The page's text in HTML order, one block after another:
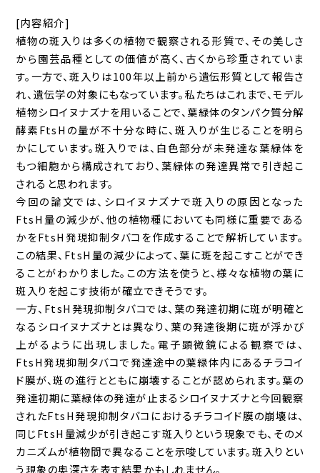
[内容紹介]
植物の斑入りは多くの植物で観察される形質で、その美しさ
から園芸品種としての価値が高く、古くから珍重されていま
す。一方で、斑入りは100年以上前から遺伝形質として報告さ
れ、遺伝学の対象にもなっています。私たちはこれまで、モデル
植物シロイヌナズナを用いることで、葉緑体のタンパク質分解
酵素FtsHの量が不十分な時に、斑入りが生じることを明ら
かにしています。斑入りでは、白色部分が未発達な葉緑体を
もつ細胞から構成されており、葉緑体の発達異常で引き起こ
されると思われます。
今回の論文では、シロイヌナズナで斑入りの原因 となった
FtsH量の減少が、他の植物種においても同様に重要である
かをFtsH発現抑制タバコを作成することで解析しています。
この結果、FtsH量の減少によって、葉に斑を起こすことができ
ることがわかりました。この方法を使うと、様々な植物の葉に
斑入りを起こす技術が確立できそうです。
一方、FtsH発現抑制タバコでは、葉の発達初期に斑が明確と
なるシロイヌナズナとは異なり、葉の発達後期に斑が浮かび
上がるように出現しました。電子顕微鏡による観察では、
FtsH発現抑制タバコで発達途中の葉緑体内にあるチラコイ
ド膜が、斑の進行とともに崩壊することが認められます。葉の
発達初期に葉緑体の発達が止まるシロイヌナズナと今回観察
されたFtsH発現抑制タバコにおけるチラコイド膜の崩壊は、
同じFtsH量減少が引き起こす斑入りという現象でも、そのメ
カニズムが植物間で異なることを示唆しています。斑入りとい
う現象の奥深さを表す結果かもしれません。